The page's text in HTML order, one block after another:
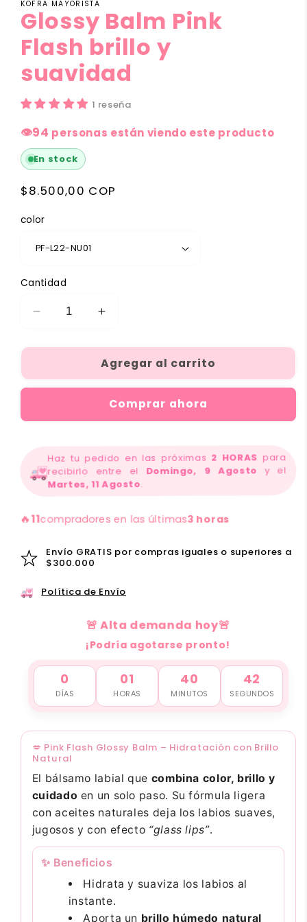
KOFRA MAYORISTA
Glossy Balm Pink
Flash brillo y
suavidad
1 reseña
👁94 personas están viendo este producto
En stock
Precio
$8.500,00 COP
color
Cantidad
Reducir
para
Balm
brillo
suavidad
Aumentar
para
Glossy
Balm
Flash
brillo
suavidad
Agregar al carrito
Comprar ahora
Haz tu pedido en las próximas2 HORAS para
recibirlo entre elDomingo, 9 Agosto y el
Martes, 11 Agosto.
🔥11compradores en las últimas3 horas
Envío GRATIS por compras iguales o superiores a
$300.000
Política de Envío
🚨 Alta demanda hoy🚨
¡Podría agotarse pronto!
0
DÍAS
01
HORAS
40
MINUTOS
42
SEGUNDOS
💋 Pink Flash Glossy Balm – Hidratación con Brillo
Natural
El bálsamo labial que combina color, brillo y
cuidado en un solo paso. Su fórmula ligera
con aceites naturales deja los labios suaves,
jugosos y con efecto “glass lips”.
✨ Beneficios
Hidrata y suaviza los labios al
instante.
Aporta un brillo húmedo natural